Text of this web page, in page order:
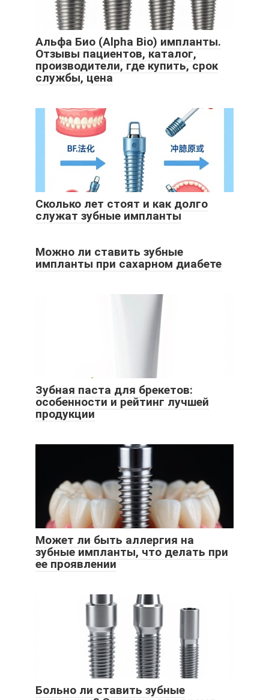
Альфа Био (Alpha Bio) импланты.
Отзывы пациентов, каталог,
производители, где купить, срок
службы, цена
Сколько лет стоят и как долго
служат зубные импланты
Можно ли ставить зубные
импланты при сахарном диабете
Зубная паста для брекетов:
особенности и рейтинг лучшей
продукции
Может ли быть аллергия на
зубные импланты, что делать при
ее проявлении
Больно ли ставить зубные